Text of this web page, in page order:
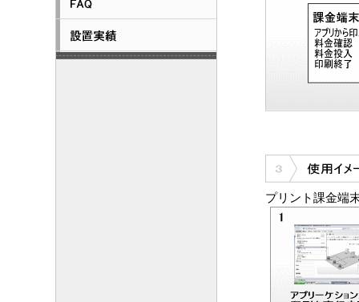
プリント課金端